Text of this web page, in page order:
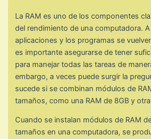
La RAM es uno de los componentes
del rendimiento de una computadora.
aplicaciones y los programas se
es importante asegurarse de tener
para manejar todas las tareas de
embargo, a veces puede surgir la
sucede si se combinan módulos de
tamaños, como una RAM de 8GB y
Cuando se instalan módulos de RAM
tamaños en una computadora, se